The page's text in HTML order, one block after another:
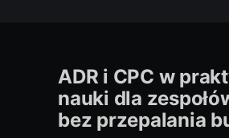
ADR i CPC w
nauki dla
bez przepalania